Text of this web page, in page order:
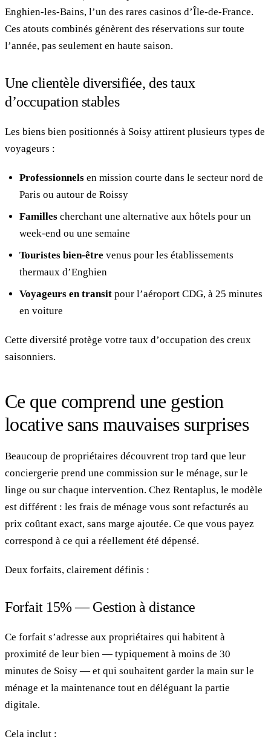
Enghien-les-Bains, l’un des rares casinos d’Île-de-France.
Ces atouts combinés génèrent des réservations sur toute
l’année, pas seulement en haute saison.
Une clientèle diversifiée, des taux
d’occupation stables
Les biens bien positionnés à Soisy attirent plusieurs types de
voyageurs :
Professionnels en mission courte dans le secteur nord de
Paris ou autour de Roissy
Familles cherchant une alternative aux hôtels pour un
week-end ou une semaine
Touristes bien-être venus pour les établissements
thermaux d’Enghien
Voyageurs en transit pour l’aéroport CDG, à 25 minutes
en voiture
Cette diversité protège votre taux d’occupation des creux
saisonniers.
Ce que comprend une gestion
locative sans mauvaises surprises
Beaucoup de propriétaires découvrent trop tard que leur
conciergerie prend une commission sur le ménage, sur le
linge ou sur chaque intervention. Chez Rentaplus, le modèle
est différent : les frais de ménage vous sont refacturés au
prix coûtant exact, sans marge ajoutée. Ce que vous payez
correspond à ce qui a réellement été dépensé.
Deux forfaits, clairement définis :
Forfait 15% — Gestion à distance
Ce forfait s’adresse aux propriétaires qui habitent à
proximité de leur bien — typiquement à moins de 30
minutes de Soisy — et qui souhaitent garder la main sur le
ménage et la maintenance tout en déléguant la partie
digitale.
Cela inclut :